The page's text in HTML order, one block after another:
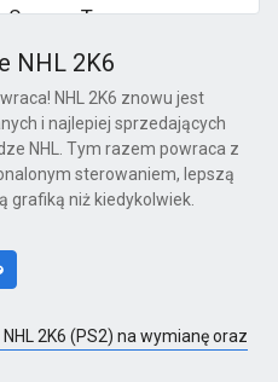
Season Two
Kolekcja
Edition
NHL 2K6
NHL 2K6 znowu jest
i najlepiej sprzedających
NHL. Tym razem powraca z
sterowaniem, lepszą
grafiką niż kiedykolwiek.
2K6 (PS2) na wymianę oraz